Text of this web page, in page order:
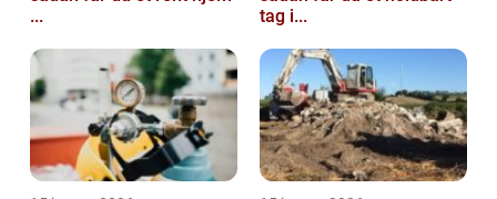
...
tag i...